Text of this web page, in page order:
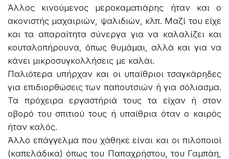
Άλλος κινούμενος μεροκαματιάρης ήταν και ο
ακονιστής μαχαιριών, ψαλιδιών, κλπ. Μαζί του είχε
και τα απαραίτητα σύνεργα για να καλαλίζει και
κουταλοπήρουνα, όπως θυμάμαι, αλλά και για να
κάνει μικροσυγκολλήσεις με καλάι.
Παλιότερα υπήρχαν και οι υπαίθριοι τσαγκάρηδες
για επιδιορθώσεις των παπουτσιών ή για σόλιασμα.
Τα πρόχειρα εργαστήριά τους τα είχαν ή στον
οβορό του σπιτιού τους ή υπαίθρια όταν ο καιρός
ήταν καλός.
Άλλο επάγγελμα που χάθηκε είναι και οι πιλοποιοί
(καπελάδικα) όπως του Παπαχρήστου, του Γαμπάη,